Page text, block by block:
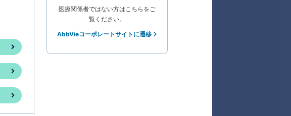
医療関係者ではない方はこちらをご
覧ください。
AbbVieコーポレートサイトに遷移